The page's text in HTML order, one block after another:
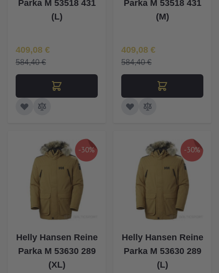
Parka M 53518 431
(L)
Īpaša Cena
409,08 €
584,40 €
Parka M 53518 431
(M)
Īpaša Cena
409,08 €
584,40 €
-30%
Helly Hansen Reine
Parka M 53630 289
(XL)
-30%
Helly Hansen Reine
Parka M 53630 289
(L)